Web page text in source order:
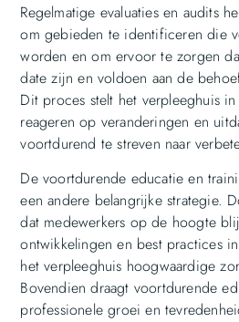
Regelmatige evaluaties en audits
om gebieden te identificeren die
worden en om ervoor te zorgen
date zijn en voldoen aan de
Dit proces stelt het verpleeghuis
reageren op veranderingen en
voortdurend te streven naar
De voortdurende educatie en
een andere belangrijke strategie.
dat medewerkers op de hoogte
ontwikkelingen en best practices
het verpleeghuis hoogwaardige
Bovendien draagt voortdurende
professionele groei en